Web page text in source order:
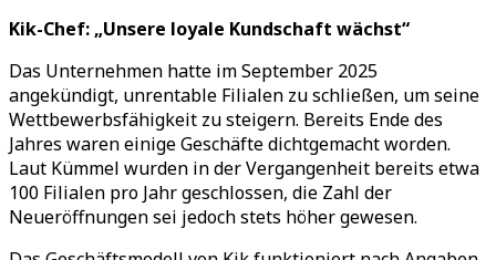
Kik-Chef: „Unsere loyale Kundschaft wächst“
Das Unternehmen hatte im September 2025
angekündigt, unrentable Filialen zu schließen, um seine
Wettbewerbsfähigkeit zu steigern. Bereits Ende des
Jahres waren einige Geschäfte dichtgemacht worden.
Laut Kümmel wurden in der Vergangenheit bereits etwa
100 Filialen pro Jahr geschlossen, die Zahl der
Neueröffnungen sei jedoch stets höher gewesen.